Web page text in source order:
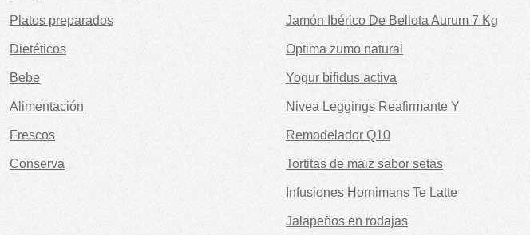
Platos preparados
Dietéticos
Bebe
Alimentación
Frescos
Conserva
Jamón Ibérico De Bellota Aurum 7 Kg
Optima zumo natural
Yogur bifidus activa
Nivea Leggings Reafirmante Y
Remodelador Q10
Tortitas de maiz sabor setas
Infusiones Hornimans Te Latte
Jalapeños en rodajas